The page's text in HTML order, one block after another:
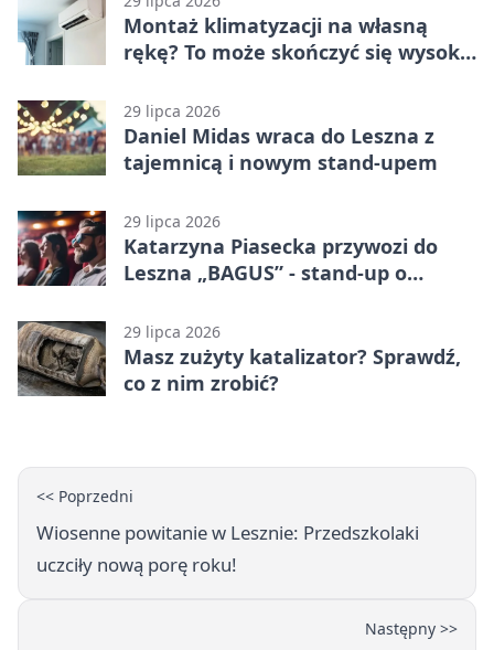
Montaż klimatyzacji na własną
rękę? To może skończyć się wysoką
29 lipca 2026
Daniel Midas wraca do Leszna z
tajemnicą i nowym stand-upem
29 lipca 2026
Katarzyna Piasecka przywozi do
Leszna „BAGUS” - stand-up o
29 lipca 2026
Masz zużyty katalizator? Sprawdź,
co z nim zrobić?
<< Poprzedni
Wiosenne powitanie w Lesznie: Przedszkolaki
uczciły nową porę roku!
Następny >>